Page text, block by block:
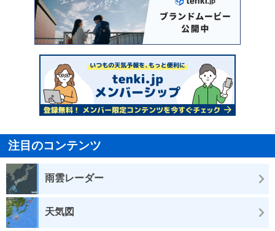
注目のコンテンツ
雨雲レーダー
天気図